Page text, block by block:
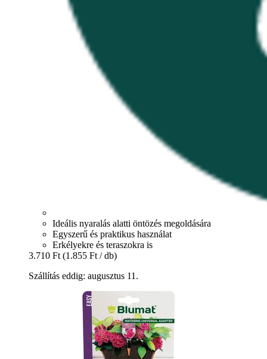
Ideális nyaralás alatti öntözés megoldására
Egyszerű és praktikus használat
Erkélyekre és teraszokra is
3.710 Ft (1.855 Ft / db)
Szállítás eddig: augusztus 11.